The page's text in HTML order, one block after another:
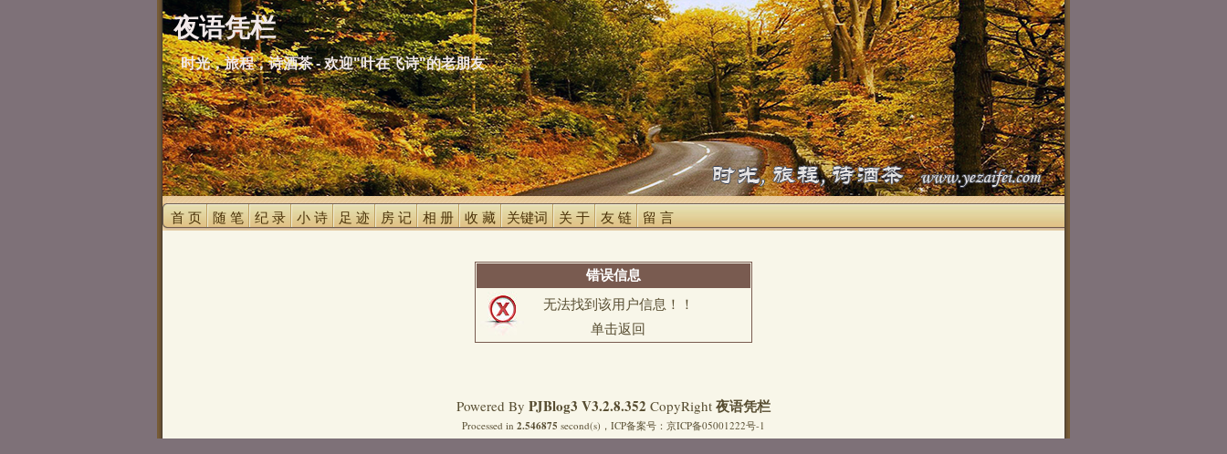
夜语凭栏
时光，旅程，诗酒茶 - 欢迎"叶在飞诗"的老朋友
首 页 随 笔 纪 录 小 诗 足 迹 房 记 相 册 收 藏 关键词 关 于 友 链 留 言
错误信息
无法找到该用户信息！！
单击返回
Powered By PJBlog3 V3.2.8.352 CopyRight 夜语凭栏
Processed in 2.546875 second(s)， ICP备案号： 京ICP备05001222号-1